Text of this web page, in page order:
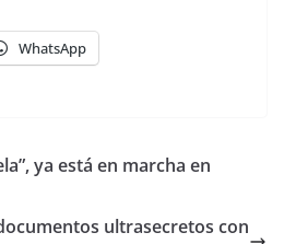
WhatsApp
ya está en marcha en
ultrasecretos con